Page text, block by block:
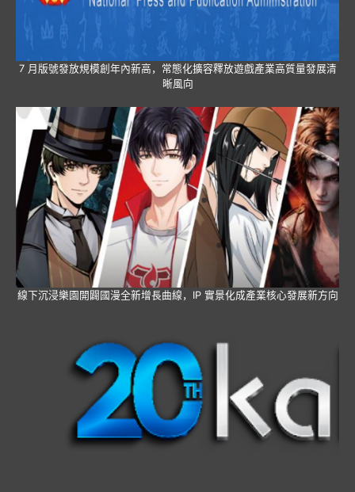
7 月版號發放規模創年內新高，常態化擴容釋放遊戲產業高質量發展清
晰風向
線下沉浸樂園開闢國漫全新增長曲線，IP 實景化成產業核心發展新方向